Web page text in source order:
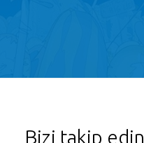
Bizi takip edin